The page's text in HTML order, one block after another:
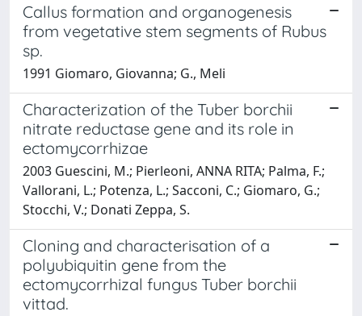
Callus formation and organogenesis
from vegetative stem segments of Rubus
sp.
1991 Giomaro, Giovanna; G., Meli
Characterization of the Tuber borchii
nitrate reductase gene and its role in
ectomycorrhizae
2003 Guescini, M.; Pierleoni, ANNA RITA; Palma, F.;
Vallorani, L.; Potenza, L.; Sacconi, C.; Giomaro, G.;
Stocchi, V.; Donati Zeppa, S.
Cloning and characterisation of a
polyubiquitin gene from the
ectomycorrhizal fungus Tuber borchii
vittad.